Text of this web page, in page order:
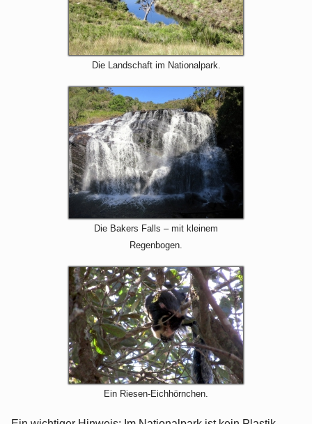
Die Landschaft im Nationalpark.
Die Bakers Falls – mit kleinem
Regenbogen.
Ein Riesen-Eichhörnchen.